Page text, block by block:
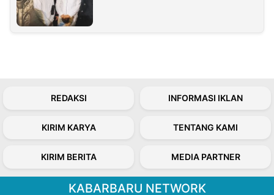
REDAKSI INFORMASI IKLAN
KIRIM KARYA TENTANG KAMI
KIRIM BERITA MEDIA PARTNER
KABARBARU NETWORK